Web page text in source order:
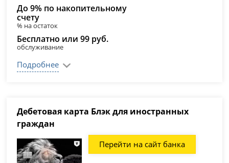
До 9% по накопительному
счету
% на остаток
Бесплатно или 99 руб.
обслуживание
Подробнее
Дебетовая карта Блэк для иностранных
граждан
Перейти на сайт банка